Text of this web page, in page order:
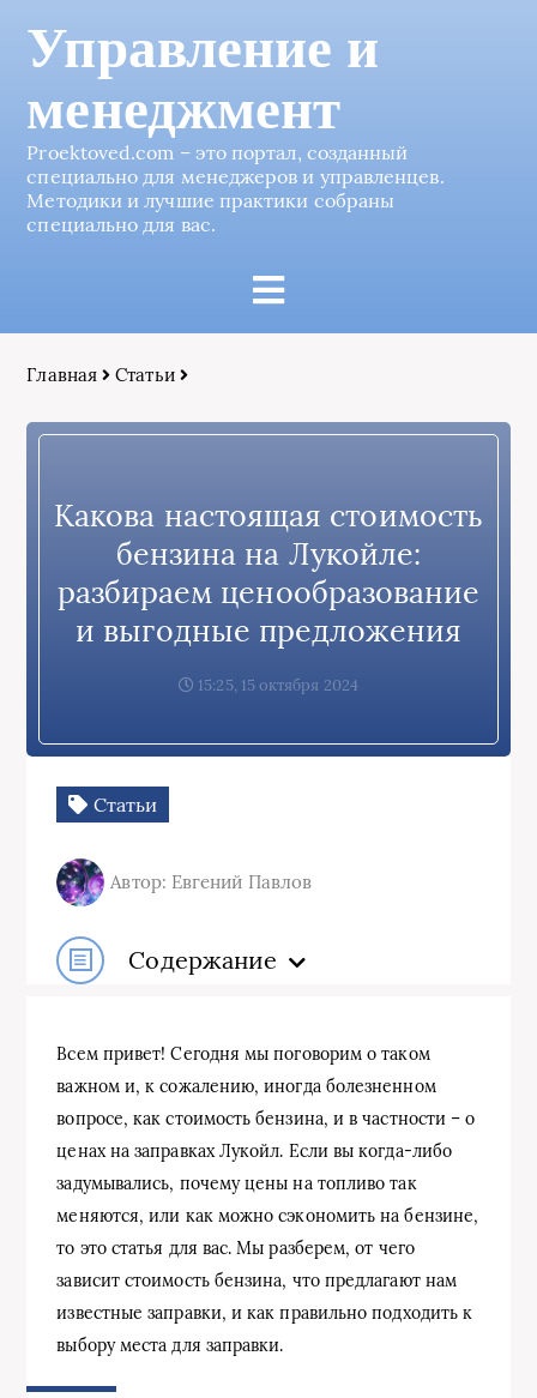
Управление и
менеджмент
Proektoved.com – это портал, созданный
специально для менеджеров и управленцев.
Методики и лучшие практики собраны
специально для вас.
Главная Статьи
Какова настоящая стоимость
бензина на Лукойле:
разбираем ценообразование
и выгодные предложения
15:25, 15 октября 2024
Статьи
Автор: Евгений Павлов
Содержание
Всем привет! Сегодня мы поговорим о таком
важном и, к сожалению, иногда болезненном
вопросе, как стоимость бензина, и в частности – о
ценах на заправках Лукойл. Если вы когда-либо
задумывались, почему цены на топливо так
меняются, или как можно сэкономить на бензине,
то это статья для вас. Мы разберем, от чего
зависит стоимость бензина, что предлагают нам
известные заправки, и как правильно подходить к
выбору места для заправки.